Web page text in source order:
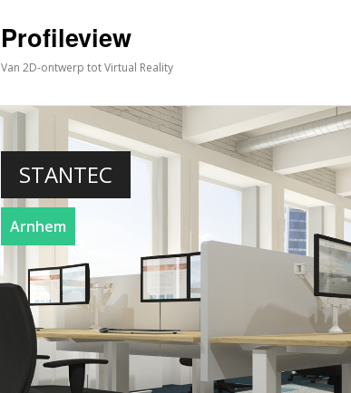
Profileview
Van 2D-ontwerp tot Virtual Reality
STANTEC
Arnhem